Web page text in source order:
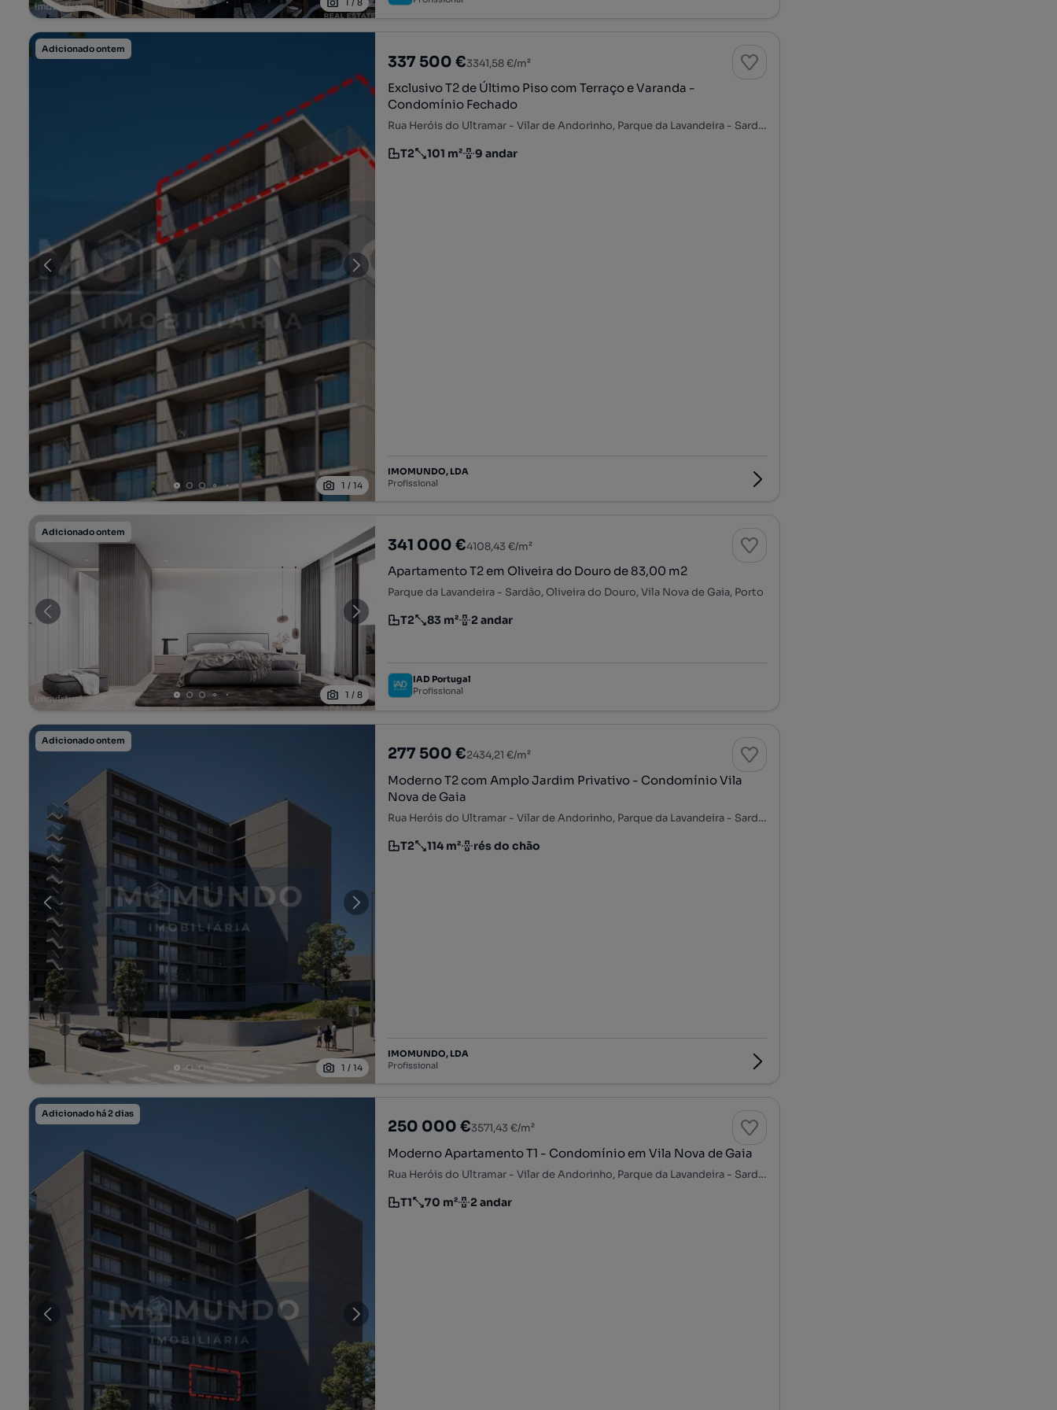
/8
Adicionado ontem
1 /14
337 500 €3341,58 €/m²
Exclusivo T2 de Último Piso com Terraço e Varanda -
Condomínio Fechado
Rua Heróis do Ultramar - Vilar de Andorinho, Parque da Lavandeira - Sardão, Oliveira do Douro, Vila Nova de Gaia, Porto
Tipologia
T2
Preço por metro quadrado
101 m²
Andar 9 andar
IMOMUNDO, LDA
Profissional
Adicionado ontem
1 /8
341 000 €4108,43 €/m²
Apartamento T2 em Oliveira do Douro de 83,00 m2
Parque da Lavandeira - Sardão, Oliveira do Douro, Vila Nova de Gaia, Porto
Tipologia
T2
Preço por metro quadrado
83 m²
Andar 2 andar
IAD Portugal
Profissional
Adicionado ontem
1 /14
277 500 €2434,21 €/m²
Moderno T2 com Amplo Jardim Privativo - Condomínio Vila
Nova de Gaia
Rua Heróis do Ultramar - Vilar de Andorinho, Parque da Lavandeira - Sardão, Oliveira do Douro, Vila Nova de Gaia, Porto
Tipologia
T2
Preço por metro quadrado
114 m²
Andar rés do chão
IMOMUNDO, LDA
Profissional
Adicionado há 2 dias
250 000 €3571,43 €/m²
Moderno Apartamento T1 - Condomínio em Vila Nova de Gaia
Rua Heróis do Ultramar - Vilar de Andorinho, Parque da Lavandeira - Sardão, Oliveira do Douro, Vila Nova de Gaia, Porto
Tipologia
T1
Preço por metro quadrado
70 m²
Andar 2 andar